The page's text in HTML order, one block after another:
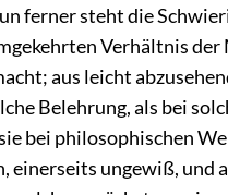
ferner steht die
Verhältnis
aus leicht
Belehrung, als bei
bei philosophischen
einerseits ungewiß,